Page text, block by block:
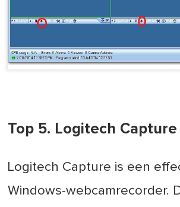
Top 5. Logitech Capture
Logitech Capture is een
Windows-webcamrecorder.